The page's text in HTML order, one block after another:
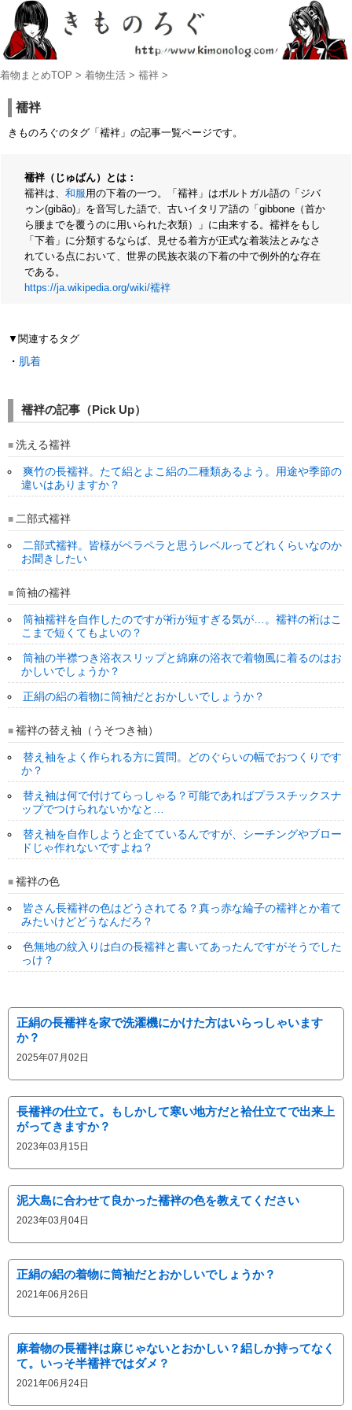
着物まとめTOP > 着物生活 > 襦袢 >
襦袢
きものろぐのタグ「襦袢」の記事一覧ページです。
襦袢（じゅばん）とは：
襦袢は、 和服用の下着の一つ。「襦袢」はポルトガル語の「ジバ
ゥン(gibão)」を音写した語で、古いイタリア語の「gibbone（首か
ら腰までを覆うのに用いられた衣類）」に由来する。襦袢をもし
「下着」に分類するならば、見せる着方が正式な着装法とみなさ
れている点において、世界の民族衣装の下着の中で例外的な存在
である。
https://ja.wikipedia.org/wiki/襦袢
▼関連するタグ
・ 肌着
襦袢の記事（Pick Up）
洗える襦袢
爽竹の長襦袢。たて絽とよこ絽の二種類あるよう。用途や季節の
違いはありますか？
二部式襦袢
二部式襦袢。皆様がペラペラと思うレベルってどれくらいなのか
お聞きしたい
筒袖の襦袢
筒袖襦袢を自作したのですが裄が短すぎる気が…。襦袢の裄はこ
こまで短くてもよいの？
筒袖の半襟つき浴衣スリップと綿麻の浴衣で着物風に着るのはお
かしいでしょうか？
正絹の絽の着物に筒袖だとおかしいでしょうか？
襦袢の替え袖（うそつき袖）
替え袖をよく作られる方に質問。どのぐらいの幅でおつくりです
か？
替え袖は何で付けてらっしゃる？可能であればプラスチックスナ
ップでつけられないかなと…
替え袖を自作しようと企てているんですが、シーチングやブロー
ドじゃ作れないですよね？
襦袢の色
皆さん長襦袢の色はどうされてる？真っ赤な綸子の襦袢とか着て
みたいけどどうなんだろ？
色無地の紋入りは白の長襦袢と書いてあったんですがそうでした
っけ？
正絹の長襦袢を家で洗濯機にかけた方はいらっしゃいます
か？
2025年07月02日
長襦袢の仕立て。もしかして寒い地方だと袷仕立てで出来上
がってきますか？
2023年03月15日
泥大島に合わせて良かった襦袢の色を教えてください
2023年03月04日
正絹の絽の着物に筒袖だとおかしいでしょうか？
2021年06月26日
麻着物の長襦袢は麻じゃないとおかしい？絽しか持ってなく
て。いっそ半襦袢ではダメ？
2021年06月24日